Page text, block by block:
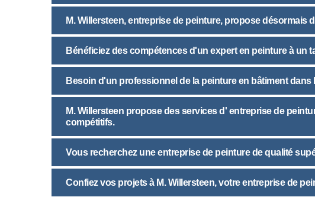
M. Willersteen, entreprise de peinture, propose désormais
Bénéficiez des compétences d'un expert en peinture à un
Besoin d'un professionnel de la peinture en bâtiment dans
M. Willersteen propose des services d' entreprise de
compétitifs.
Vous recherchez une entreprise de peinture de qualité
Confiez vos projets à M. Willersteen, votre entreprise de